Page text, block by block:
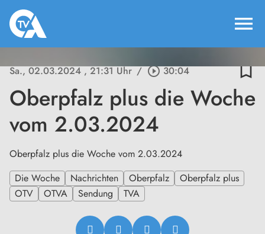
menu
Sa., 02.03.2024, 21:31 Uhr / play_circle_outline30:04 bookmark_border
Oberpfalz plus die Woche
vom 2.03.2024
Oberpfalz plus die Woche vom 2.03.2024
Die Woche
Nachrichten Oberpfalz
Oberpfalz plus
OTV
OTVA Sendung TVA